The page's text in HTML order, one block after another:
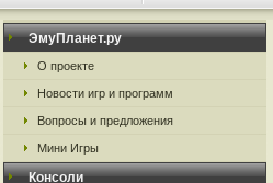
ЭмуПланет.ру
О проекте
Новости игр и программ
Вопросы и предложения
Мини Игры
Консоли